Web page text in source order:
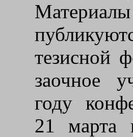
тезисной
заочное
году
21 марта